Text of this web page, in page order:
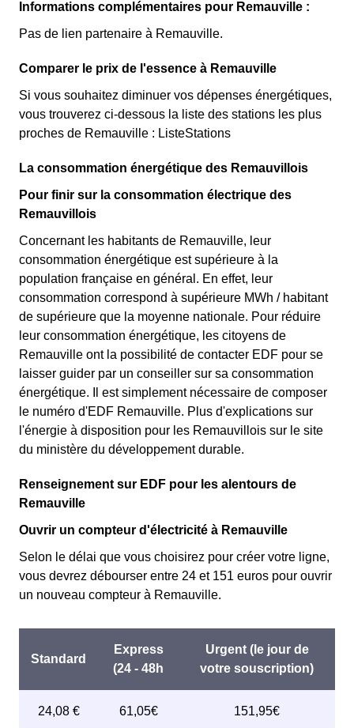
Informations complémentaires pour Remauville :
Pas de lien partenaire à Remauville.
Comparer le prix de l'essence à Remauville
Si vous souhaitez diminuer vos dépenses énergétiques,
vous trouverez ci-dessous la liste des stations les plus
proches de Remauville : ListeStations
La consommation énergétique des Remauvillois
Pour finir sur la consommation électrique des
Remauvillois
Concernant les habitants de Remauville, leur
consommation énergétique est supérieure à la
population française en général. En effet, leur
consommation correspond à supérieure MWh / habitant
de supérieure que la moyenne nationale. Pour réduire
leur consommation énergétique, les citoyens de
Remauville ont la possibilité de contacter EDF pour se
laisser guider par un conseiller sur sa consommation
énergétique. Il est simplement nécessaire de composer
le numéro d'EDF Remauville. Plus d'explications sur
l'énergie à disposition pour les Remauvillois sur le site
du ministère du développement durable.
Renseignement sur EDF pour les alentours de
Remauville
Ouvrir un compteur d'électricité à Remauville
Selon le délai que vous choisirez pour créer votre ligne,
vous devrez débourser entre 24 et 151 euros pour ouvrir
un nouveau compteur à Remauville.